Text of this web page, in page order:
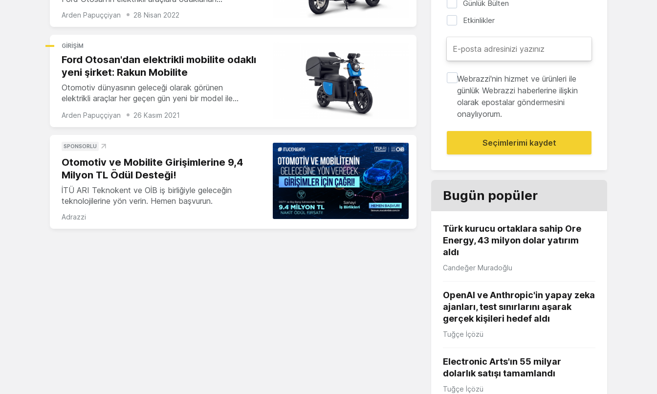
Arden Papuççiyan 28 Nisan 2022
GIRIŞIM
Ford Otosan'dan elektrikli mobilite odaklı
yeni şirket: Rakun Mobilite
Otomotiv dünyasının geleceği olarak görünen
elektrikli araçlar her geçen gün yeni bir model ile…
Arden Papuççiyan 26 Kasım 2021
SPONSORLU
Otomotiv ve Mobilite Girişimlerine 9,4
Milyon TL Ödül Desteği!
İTÜ ARI Teknokent ve OİB iş birliğiyle geleceğin
teknolojilerine yön verin. Hemen başvurun.
Adrazzi
Günlük Bülten
Etkinlikler
Webrazzi'nin hizmet ve ürünleri ile
günlük Webrazzi haberlerine ilişkin
olarak epostalar göndermesini
onaylıyorum.
Seçimlerimi kaydet
Bugün popüler
Türk kurucu ortaklara sahip Ore
Energy, 43 milyon dolar yatırım
aldı
Candeğer Muradoğlu
OpenAI ve Anthropic'in yapay zeka
ajanları, test sınırlarını aşarak
gerçek kişileri hedef aldı
Tuğçe İçözü
Electronic Arts'ın 55 milyar
dolarlık satışı tamamlandı
Tuğçe İçözü